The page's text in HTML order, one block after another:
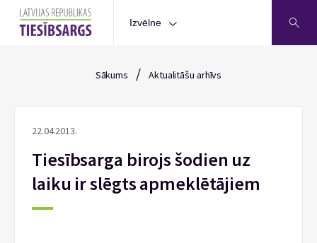
Izvēlne
Sākums / Aktualitāšu arhīvs
22.04.2013.
Tiesībsarga birojs šodien uz
laiku ir slēgts apmeklētājiem